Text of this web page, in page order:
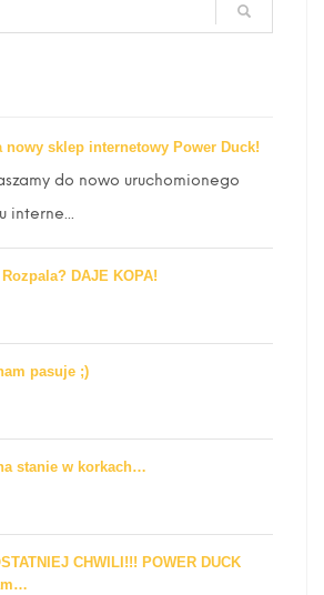
nowy sklep internetowy Power Duck!
do nowo uruchomionego
interne...
DAJE KOPA!
pasuje ;)
stanie w korkach…
CHWILI!!! POWER DUCK